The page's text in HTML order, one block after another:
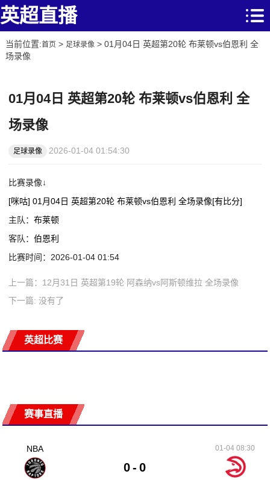
英超直播
当前位置:首页> 足球录像 > 01月04日 英超第20轮 布莱顿vs伯恩利 全
场录像
01月04日 英超第20轮 布莱顿vs伯恩利 全
场录像
足球录像 2026-01-04 01:54:30
比赛录像↓
[咪咕] 01月04日 英超第20轮 布莱顿vs伯恩利 全场录像[有比分]
主队：布莱顿
客队：伯恩利
比赛时间：2026-01-04 01:54
上一篇：12月31日 英超第19轮 阿森纳vs阿斯顿维拉 全场录像
下一篇: 没有了
英超比赛
赛事直播
NBA
0 - 0
01-04 08:30